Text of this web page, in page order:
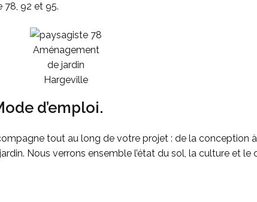
78, 92 et 95.
Aménagement
de jardin
Hargeville
d’emploi.
tout au long de votre projet : de la conception
Nous verrons ensemble l’état du sol, la culture et le